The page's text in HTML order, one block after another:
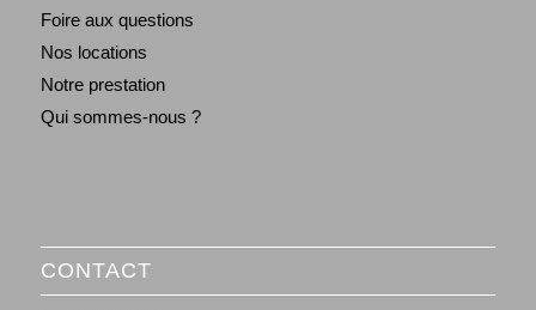
Foire aux questions
Nos locations
Notre prestation
Qui sommes-nous ?
CONTACT